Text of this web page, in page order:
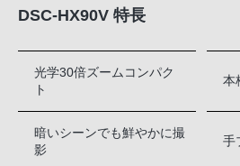
DSC-HX90V 特長
光学30倍ズームコンパク
ト
本
暗いシーンでも鮮やかに撮
影
手